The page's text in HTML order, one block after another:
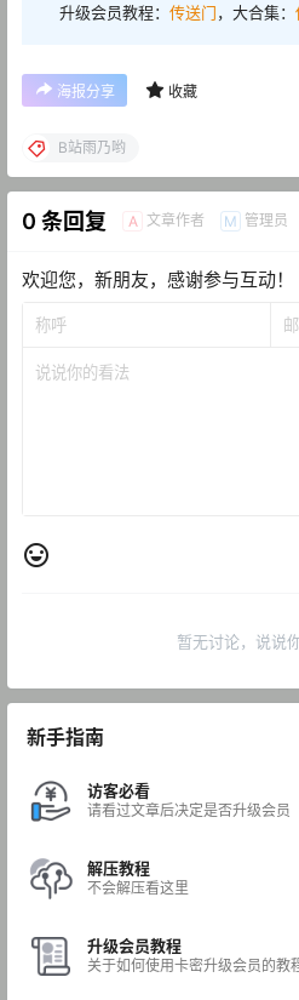
升级会员教程： 传送门，大合集：
海报分享 收藏
B站雨乃哟
0 条回复 A 文章作者 M 管理员
欢迎您，新朋友，感谢参与互动！
暂无讨论，说说
新手指南
访客必看
请看过文章后决定是否升级会员
解压教程
不会解压看这里
升级会员教程
关于如何使用卡密升级会员的教